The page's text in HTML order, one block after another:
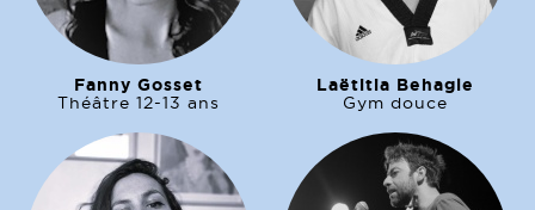
Fanny Gosset
Théâtre 12-13 ans
Laëtitia Behagle
Gym douce